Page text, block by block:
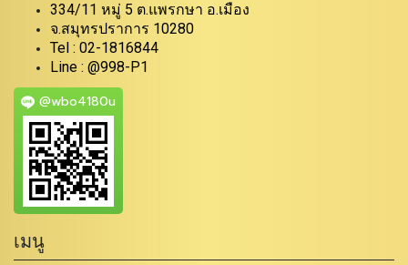
334/11 หมู่ 5 ต.แพรกษา อ.เมือง
จ.สมุทรปราการ 10280
Tel : 02-1816844
Line : @998-P1
@wbo4180u
เมนู